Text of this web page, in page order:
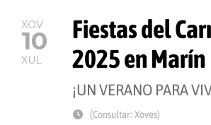
XOV
10
XUL
Fiestas del
2025 en Marín
¡UN VERANO PARA
(Consultar: Xoves)